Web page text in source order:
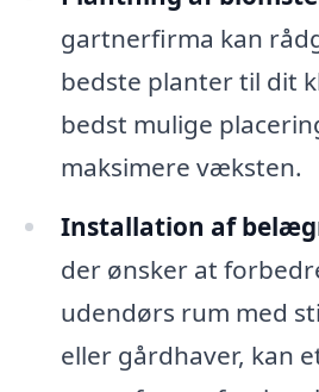
gartnerfirma kan
bedste planter til dit
bedst mulige
maksimere væksten.
Installation af
der ønsker at
udendørs rum med
eller gårdhaver, kan